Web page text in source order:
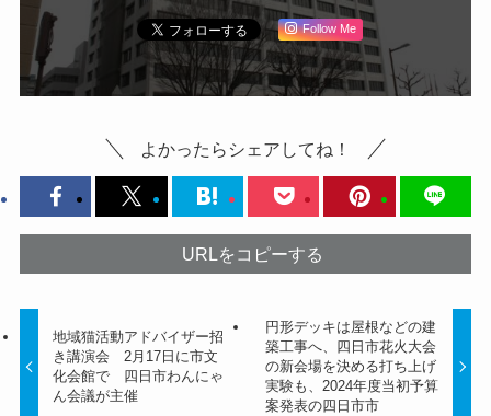
Follow Me
よかったらシェアしてね！
URLをコピーする
地域猫活動アドバイザー招
き講演会 2月17日に市文
化会館で 四日市わんにゃ
ん会議が主催
円形デッキは屋根などの建
築工事へ、四日市花火大会
の新会場を決める打ち上げ
実験も、2024年度当初予算
案発表の四日市市